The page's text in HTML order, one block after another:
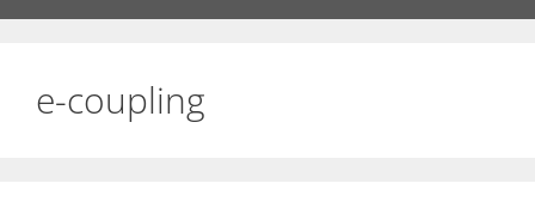
e-coupling